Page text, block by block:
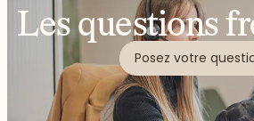
Les questions
Posez votre